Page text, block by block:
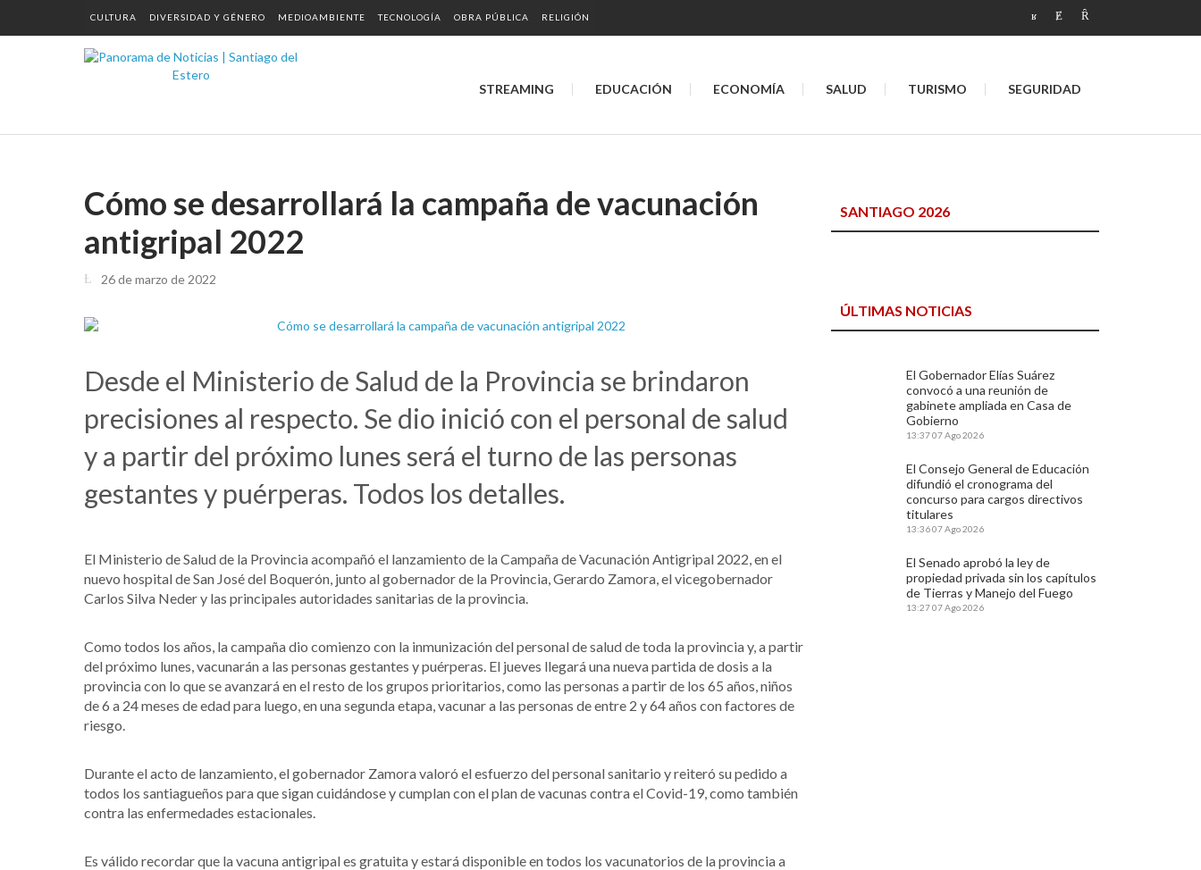
CULTURA DIVERSIDAD Y GÉNERO MEDIOAMBIENTE TECNOLOGÍA OBRA PÚBLICA RELIGIÓN
STREAMING EDUCACIÓN ECONOMÍA SALUD TURISMO SEGURIDAD
Cómo se desarrollará la campaña de vacunación
antigripal 2022
26 de marzo de 2022
Desde el Ministerio de Salud de la Provincia se brindaron
precisiones al respecto. Se dio inició con el personal de salud
y a partir del próximo lunes será el turno de las personas
gestantes y puérperas. Todos los detalles.
El Ministerio de Salud de la Provincia acompañó el lanzamiento de la Campaña de Vacunación Antigripal 2022, en el
nuevo hospital de San José del Boquerón, junto al gobernador de la Provincia, Gerardo Zamora, el vicegobernador
Carlos Silva Neder y las principales autoridades sanitarias de la provincia.
Como todos los años, la campaña dio comienzo con la inmunización del personal de salud de toda la provincia y, a partir
del próximo lunes, vacunarán a las personas gestantes y puérperas. El jueves llegará una nueva partida de dosis a la
provincia con lo que se avanzará en el resto de los grupos prioritarios, como las personas a partir de los 65 años, niños
de 6 a 24 meses de edad para luego, en una segunda etapa, vacunar a las personas de entre 2 y 64 años con factores de
riesgo.
Durante el acto de lanzamiento, el gobernador Zamora valoró el esfuerzo del personal sanitario y reiteró su pedido a
todos los santiagueños para que sigan cuidándose y cumplan con el plan de vacunas contra el Covid-19, como también
contra las enfermedades estacionales.
Es válido recordar que la vacuna antigripal es gratuita y estará disponible en todos los vacunatorios de la provincia a
SANTIAGO 2026
ÚLTIMAS NOTICIAS
El Gobernador Elías Suárez
convocó a una reunión de
gabinete ampliada en Casa de
Gobierno
13:3707 Ago 2026
El Consejo General de Educación
difundió el cronograma del
concurso para cargos directivos
titulares
13:3607 Ago 2026
El Senado aprobó la ley de
propiedad privada sin los capítulos
de Tierras y Manejo del Fuego
13:2707 Ago 2026